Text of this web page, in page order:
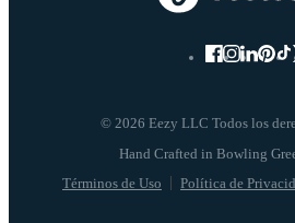
© 2026 Eezy LLC Todos los
Términos de Uso Política de